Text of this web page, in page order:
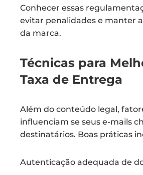
Conhecer essas
evitar penalidades e manter
da marca.
Técnicas para
Taxa de Entrega
Além do conteúdo legal,
influenciam se seus e-mails
destinatários. Boas práticas
Autenticação adequada de